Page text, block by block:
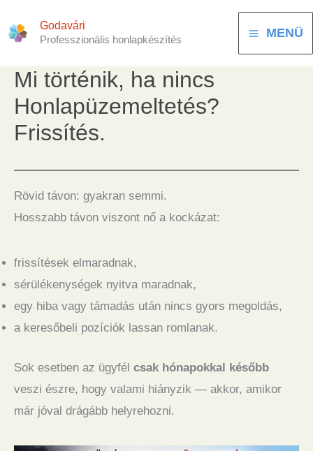
to
Godavári
Professzionális honlapkészítés
MENÜ
Mi történik, ha nincs
Honlapüzemeltetés?
Frissítés.
Rövid távon: gyakran semmi.
Hosszabb távon viszont nő a kockázat:
frissítések elmaradnak,
sérülékenységek nyitva maradnak,
egy hiba vagy támadás után nincs gyors megoldás,
a keresőbeli pozíciók lassan romlanak.
Sok esetben az ügyfél csak hónapokkal később
veszi észre, hogy valami hiányzik — akkor, amikor
már jóval drágább helyrehozni.